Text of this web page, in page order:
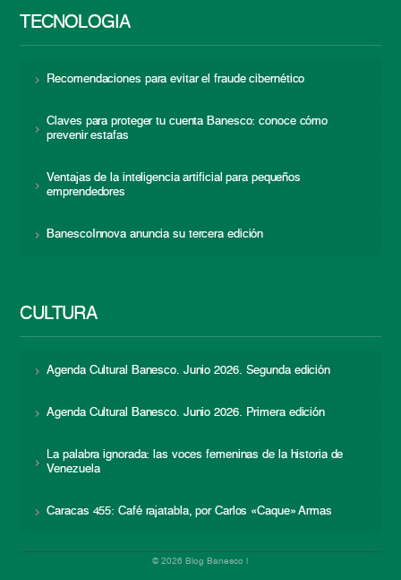
TECNOLOGÍA
Recomendaciones para evitar el fraude cibernético
Claves para proteger tu cuenta Banesco: conoce cómo
prevenir estafas
Ventajas de la inteligencia artificial para pequeños
emprendedores
BanescoInnova anuncia su tercera edición
CULTURA
Agenda Cultural Banesco. Junio 2026. Segunda edición
Agenda Cultural Banesco. Junio 2026. Primera edición
La palabra ignorada: las voces femeninas de la historia de
Venezuela
Caracas 455: Café rajatabla, por Carlos «Caque» Armas
© 2026 Blog Banesco |